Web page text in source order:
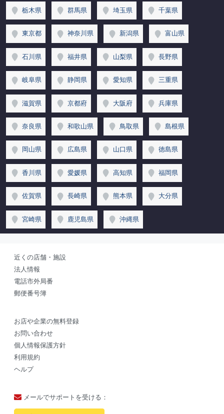
栃木県 群馬県 埼玉県 千葉県
東京都 神奈川県 新潟県 富山県
石川県 福井県 山梨県 長野県
岐阜県 静岡県 愛知県 三重県
滋賀県 京都府 大阪府 兵庫県
奈良県 和歌山県 鳥取県 島根県
岡山県 広島県 山口県 徳島県
香川県 愛媛県 高知県 福岡県
佐賀県 長崎県 熊本県 大分県
宮崎県 鹿児島県 沖縄県
近くの店舗・施設
法人情報
電話市外局番
郵便番号簿
お店や企業の無料登録
お問い合わせ
個人情報保護方針
利用規約
ヘルプ
メールでサポートを受ける：